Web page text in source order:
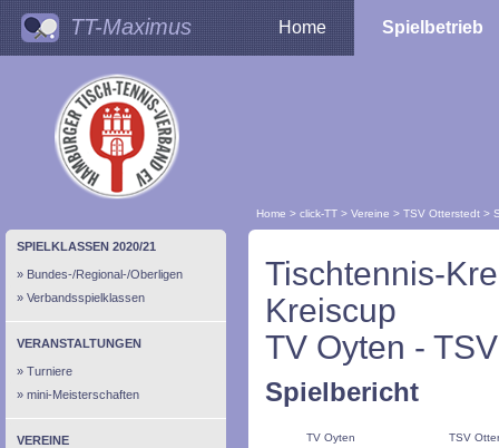
TT-Maximus Home Spielbetrieb
Home > click-TT > Vereine > TSV Otterstedt >
SPIELKLASSEN 2020/21
Bundes-/Regional-/Oberligen
Verbandsspielklassen
VERANSTALTUNGEN
Turniere
mini-Meisterschaften
VEREINE
Tischtennis-
Kreiscup
TV Oyten -
Spielbericht
TV Oyten TSV